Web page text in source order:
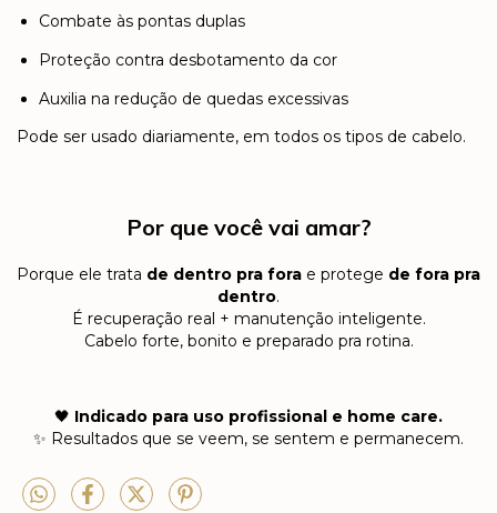
Combate às pontas duplas
Proteção contra desbotamento da cor
Auxilia na redução de quedas excessivas
Pode ser usado diariamente, em todos os tipos de cabelo.
Por que você vai amar?
Porque ele trata de dentro pra fora e protege de fora pra
dentro.
É recuperação real + manutenção inteligente.
Cabelo forte, bonito e preparado pra rotina.
🖤 Indicado para uso profissional e home care.
✨ Resultados que se veem, se sentem e permanecem.